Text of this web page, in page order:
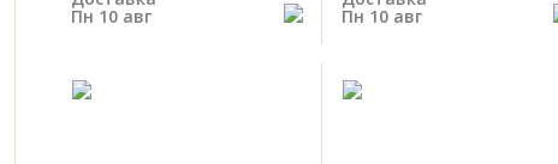
Пн 10 авг Пн 10 авг